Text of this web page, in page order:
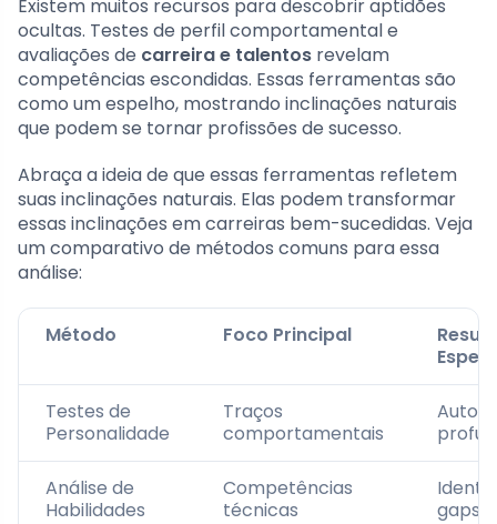
Existem muitos recursos para descobrir aptidões
ocultas. Testes de perfil comportamental e
avaliações de carreira e talentos revelam
competências escondidas. Essas ferramentas são
como um espelho, mostrando inclinações naturais
que podem se tornar profissões de sucesso.
Abraça a ideia de que essas ferramentas refletem
suas inclinações naturais. Elas podem transformar
essas inclinações em carreiras bem-sucedidas. Veja
um comparativo de métodos comuns para essa
análise:
Método Foco Principal
Testes de
Personalidade
Traços
comportamentais
Análise de
Habilidades
Competências
técnicas
gaps